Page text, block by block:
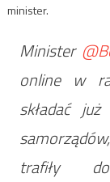
minister.
Minister
online w
składać
trafiły